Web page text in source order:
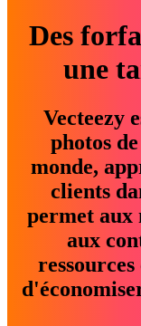
Des
une
Vecteezy
photos
monde,
clients
permet aux
aux